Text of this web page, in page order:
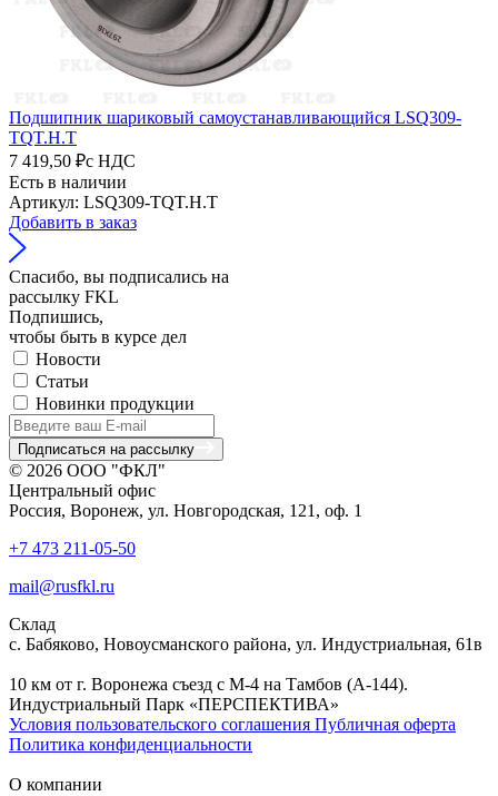
Подшипник шариковый самоустанавливающийся LSQ309-
TQT.H.T
7 419,50 ₽с НДС
Есть в наличии
Артикул: LSQ309-TQT.H.T
Добавить в заказ
Спасибо, вы подписались на
рассылку FKL
Подпишись,
чтобы быть в курсе дел
Новости
Статьи
Новинки продукции
Подписаться на рассылку
© 2026 ООО "ФКЛ"
Центральный офис
Россия, Воронеж, ул. Новгородская, 121, оф. 1
+7 473 211-05-50
mail@rusfkl.ru
Склад
с. Бабяково, Новоусманского района, ул. Индустриальная, 61в
10 км от г. Воронежа съезд с М-4 на Тамбов (А-144).
Индустриальный Парк «ПЕРСПЕКТИВА»
Условия пользовательского соглашения Публичная оферта
Политика конфиденциальности
О компании